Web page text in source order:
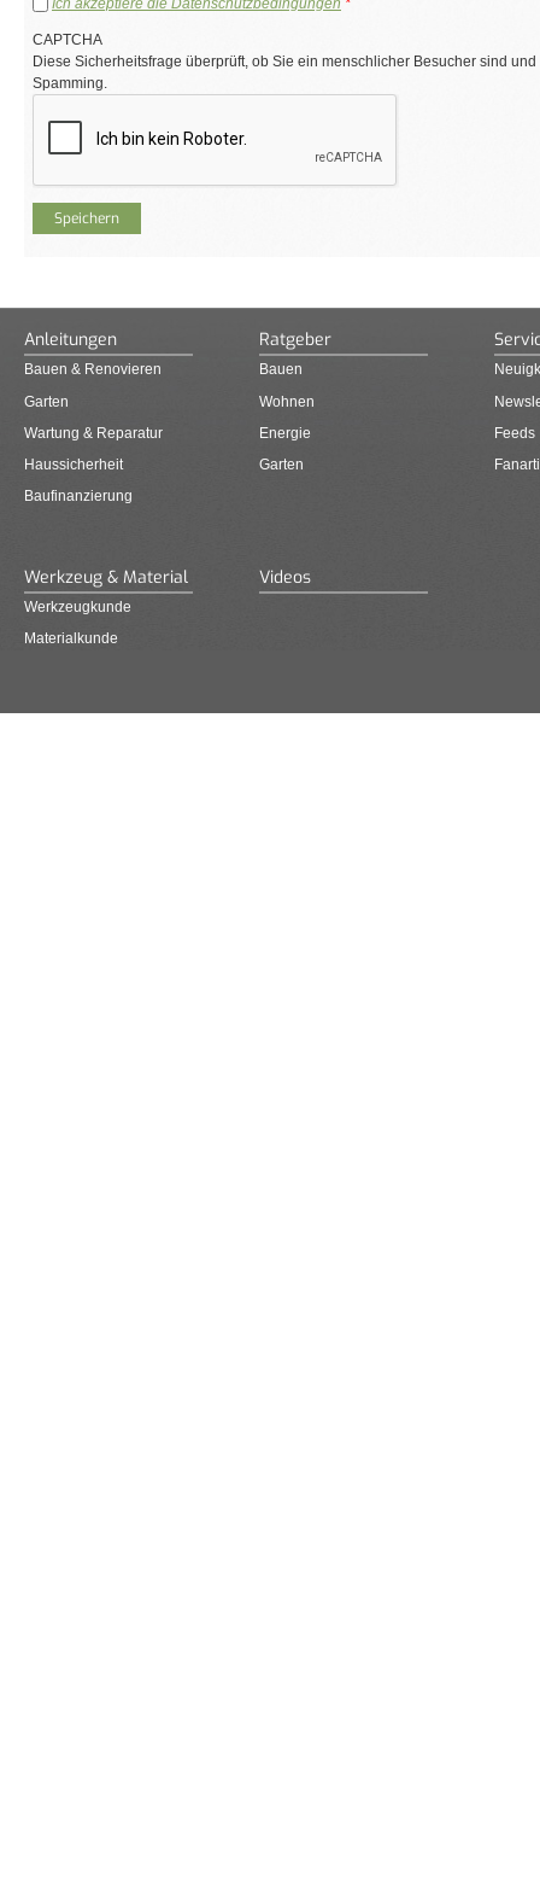
Ich akzeptiere die Datenschutzbedingungen *
CAPTCHA
Diese Sicherheitsfrage überprüft, ob Sie ein menschlicher Besucher sind
Spamming.
Anleitungen
Bauen & Renovieren
Garten
Wartung & Reparatur
Haussicherheit
Baufinanzierung
Ratgeber
Bauen
Wohnen
Energie
Garten
Feeds
Werkzeug & Material
Werkzeugkunde
Materialkunde
Videos